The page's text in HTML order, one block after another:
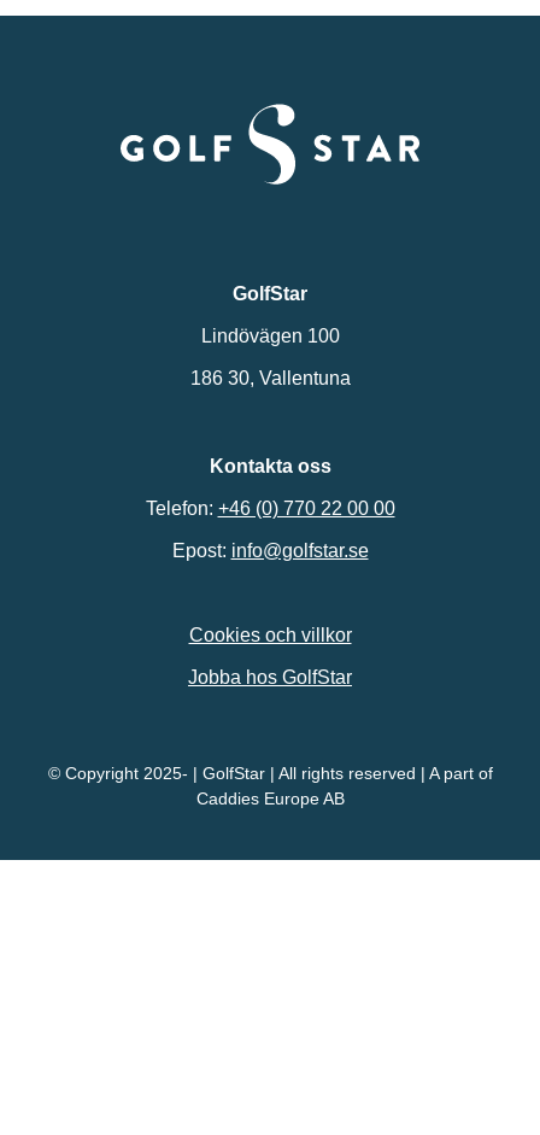
GolfStar
Lindövägen 100
186 30, Vallentuna
Kontakta oss
Telefon: +46 (0) 770 22 00 00
Epost: info@golfstar.se
Cookies och villkor
Jobba hos GolfStar
© Copyright 2025- | GolfStar | All rights reserved | A part of
Caddies Europe AB